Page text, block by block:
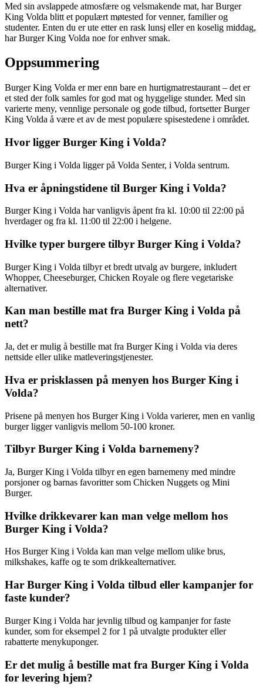
Med sin avslappede atmosfære og velsmakende mat, har Burger
King Volda blitt et populært møtested for venner, familier og
studenter. Enten du er ute etter en rask lunsj eller en koselig middag,
har Burger King Volda noe for enhver smak.
Oppsummering
Burger King Volda er mer enn bare en hurtigmatrestaurant – det er
et sted der folk samles for god mat og hyggelige stunder. Med sin
varierte meny, vennlige personale og gode tilbud, fortsetter Burger
King Volda å være et av de mest populære spisestedene i området.
Hvor ligger Burger King i Volda?
Burger King i Volda ligger på Volda Senter, i Volda sentrum.
Hva er åpningstidene til Burger King i Volda?
Burger King i Volda har vanligvis åpent fra kl. 10:00 til 22:00 på
hverdager og fra kl. 11:00 til 22:00 i helgene.
Hvilke typer burgere tilbyr Burger King i Volda?
Burger King i Volda tilbyr et bredt utvalg av burgere, inkludert
Whopper, Cheeseburger, Chicken Royale og flere vegetariske
alternativer.
Kan man bestille mat fra Burger King i Volda på
nett?
Ja, det er mulig å bestille mat fra Burger King i Volda via deres
nettside eller ulike matleveringstjenester.
Hva er prisklassen på menyen hos Burger King i
Volda?
Prisene på menyen hos Burger King i Volda varierer, men en vanlig
burger ligger vanligvis mellom 50-100 kroner.
Tilbyr Burger King i Volda barnemeny?
Ja, Burger King i Volda tilbyr en egen barnemeny med mindre
porsjoner og barnas favoritter som Chicken Nuggets og Mini
Burger.
Hvilke drikkevarer kan man velge mellom hos
Burger King i Volda?
Hos Burger King i Volda kan man velge mellom ulike brus,
milkshakes, kaffe og te som drikkealternativer.
Har Burger King i Volda tilbud eller kampanjer for
faste kunder?
Burger King i Volda har jevnlig tilbud og kampanjer for faste
kunder, som for eksempel 2 for 1 på utvalgte produkter eller
rabatterte menykuponger.
Er det mulig å bestille mat fra Burger King i Volda
for levering hjem?